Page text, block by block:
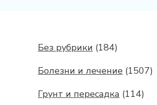
Без рубрики (184)
Болезни и лечение (1507)
Грунт и пересадка (114)